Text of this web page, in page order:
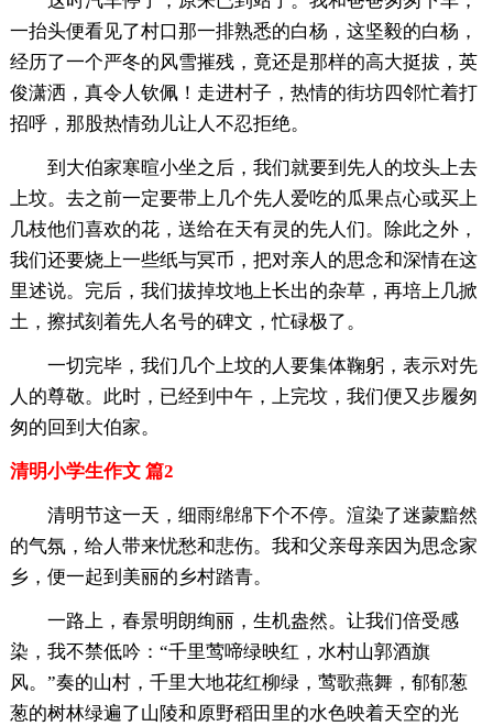
一抬头便看见了村口那一排熟悉的白杨，这坚毅的白杨，
经历了一个严冬的风雪摧残，竟还是那样的高大挺拔，英
俊潇洒，真令人钦佩！走进村子，热情的街坊四邻忙着打
招呼，那股热情劲儿让人不忍拒绝。
到大伯家寒暄小坐之后，我们就要到先人的坟头上去
上坟。去之前一定要带上几个先人爱吃的瓜果点心或买上
几枝他们喜欢的花，送给在天有灵的先人们。除此之外，
我们还要烧上一些纸与冥币，把对亲人的思念和深情在这
里述说。完后，我们拔掉坟地上长出的杂草，再培上几掀
土，擦拭刻着先人名号的碑文，忙碌极了。
一切完毕，我们几个上坟的人要集体鞠躬，表示对先
人的尊敬。此时，已经到中午，上完坟，我们便又步履匆
匆的回到大伯家。
清明小学生作文 篇2
清明节这一天，细雨绵绵下个不停。渲染了迷蒙黯然
的气氛，给人带来忧愁和悲伤。我和父亲母亲因为思念家
乡，便一起到美丽的乡村踏青。
一路上，春景明朗绚丽，生机盎然。让我们倍受感
染，我不禁低吟：“千里莺啼绿映红，水村山郭酒旗
风。”奏的山村，千里大地花红柳绿，莺歌燕舞，郁郁葱
葱的树林绿遍了山陵和原野稻田里的水色映着天空的光